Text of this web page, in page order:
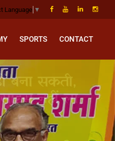
Language ▼
SPORTS CONTACT